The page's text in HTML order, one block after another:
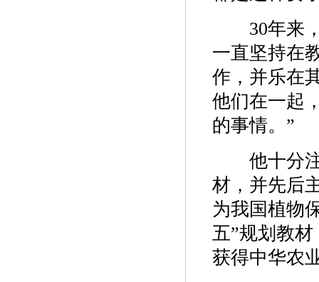
30年来，
一直坚持在
作，并乐在
他们在一起
的事情。”
他十分注
材，并先后
为我国植物
五”规划教
获得中华农